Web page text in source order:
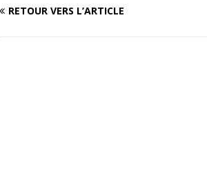
RETOUR VERS L’ARTICLE